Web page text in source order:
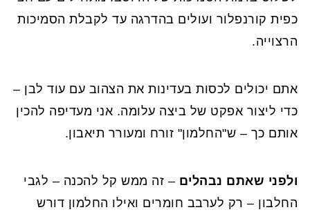
כפית קורנפלור ועולים בהדרגה עד לקבלת הסמיכות
הרצוייה.
אתם יכולים לכסות בעדינות את הצהוב עם עוד לבן –
כדי ליצור אפקט של ביצה עלומה. אני מעדיפה להכין
אותם כך – ש"החלמון" זורח ומעורר תיאבון.
ולפני שאתם נבהלים – זה ממש קל להכנה – לגבי
החלבון – רק לערבב חומרים ואילו החלמון דורש